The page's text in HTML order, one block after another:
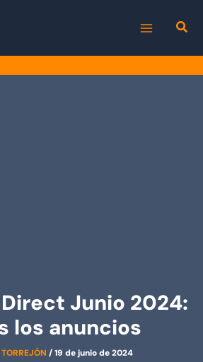
MENU
Junio 2024:
los anuncios
/19 de junio de 2024